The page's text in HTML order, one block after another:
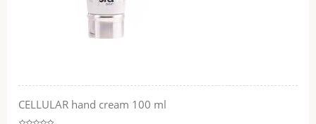
CELLULAR hand cream 100 ml